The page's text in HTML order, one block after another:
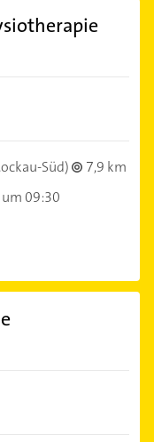
Süd)
7,9 km
09:30